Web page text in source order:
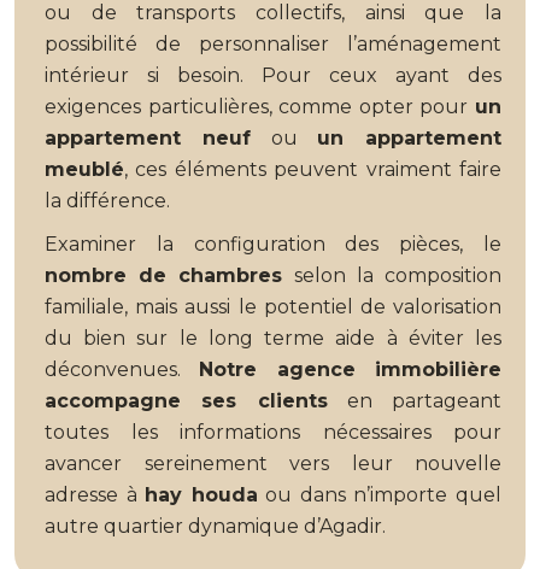
ou de transports collectifs, ainsi que la
possibilité de personnaliser l’aménagement
intérieur si besoin. Pour ceux ayant des
exigences particulières, comme opter pour un
appartement neufou un appartement
meublé, ces éléments peuvent vraiment faire
la différence.
Examiner la configuration des pièces, le
nombre de chambres selon la composition
familiale, mais aussi le potentiel de valorisation
du bien sur le long terme aide à éviter les
déconvenues. Notre agence immobilière
accompagne ses clientsen partageant
toutes les informations nécessaires pour
avancer sereinement vers leur nouvelle
adresse à hay houda ou dans n’importe quel
autre quartier dynamique d’Agadir.